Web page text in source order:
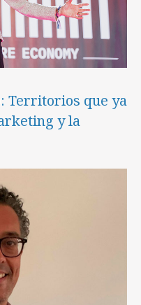
Territorios que ya
y la